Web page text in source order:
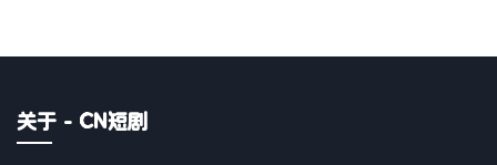
关于 - CN短剧